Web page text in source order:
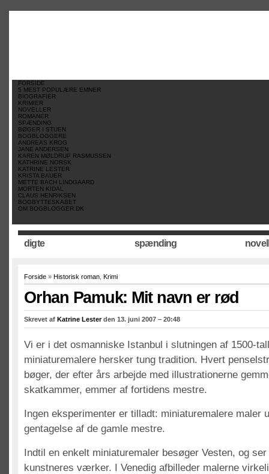
FORSIDE
5 MEST POPULÆRE EMNER
BIOGRAFIER
KRIMIER
NOVELLER
ROMANER
SPÆNDING
BØGER I STUEN
BOGBLOGGERE
ANDREAS KROG
JANE ANDERSEN
KAREN MØLDRUP RASMUSSEN
KATHRINE NORSK
KATRINE LESTER
KRISTA BAUER
METTE BACH LINDGAARD
MORTEN KIDAL
CLAUS HENRIKSEN
BOGBYTTESKABET
OM BOGBLOGGER.DK
digte spænding
Forside » Historisk roman Krimi
Orhan Pamuk: Mit navn er rød
Skrevet af Katrine Lesterden 13. juni 2007 – 20:48
Vi er i det osmanniske Istanbul i slutningen af 1500-
miniaturemalere hersker tung tradition. Hvert
bøger, der efter års arbejde med illustrationerne
skatkammer, emmer af fortidens mestre.
Ingen eksperimenter er tilladt: miniaturemalere maler
gentagelse af de gamle mestre.
Indtil en enkelt miniaturemaler besøger Vesten, og
kunstneres værker. I Venedig afbilleder malerne